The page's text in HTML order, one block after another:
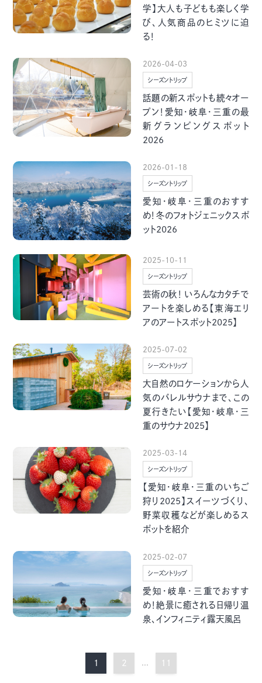
グルメ・まち イベント
スタッフ紹介
お問い合わせ
CLOSE
学】大人も子どもも楽しく学
び、人気商品のヒミツに迫
る！
2026-04-03
シーズントリップ
話題の新スポットも続々オー
プン！愛知・岐阜・三重の最
新グランピングスポット
2026
2026-01-18
シーズントリップ
愛知・岐阜・三重のおすす
め！冬のフォトジェニックスポ
ット2026
2025-10-11
シーズントリップ
芸術の秋！ いろんなカタチで
アートを楽しめる【東海エリ
アのアートスポット2025】
2025-07-02
シーズントリップ
大自然のロケーションから人
気のバレルサウナまで、この
夏行きたい【愛知・岐阜・三
重のサウナ2025】
2025-03-14
シーズントリップ
【愛知・岐阜・三重のいちご
狩り2025】スイーツづくり、
野菜収穫などが楽しめるス
ポットを紹介
2025-02-07
シーズントリップ
愛知・岐阜・三重でおすす
め！絶景に癒される日帰り温
泉、インフィニティ露天風呂
1 2 ...